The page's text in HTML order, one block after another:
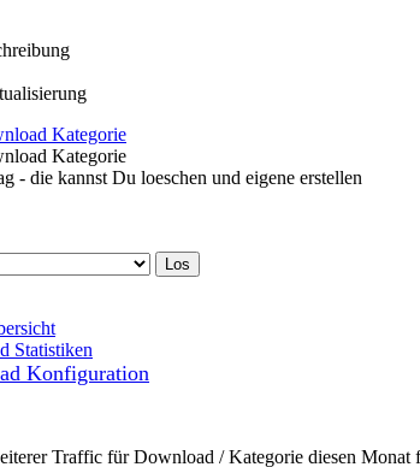
Kategorie
Kategorie
- die kannst Du loeschen und eigene erstellen
Statistiken
Konfiguration